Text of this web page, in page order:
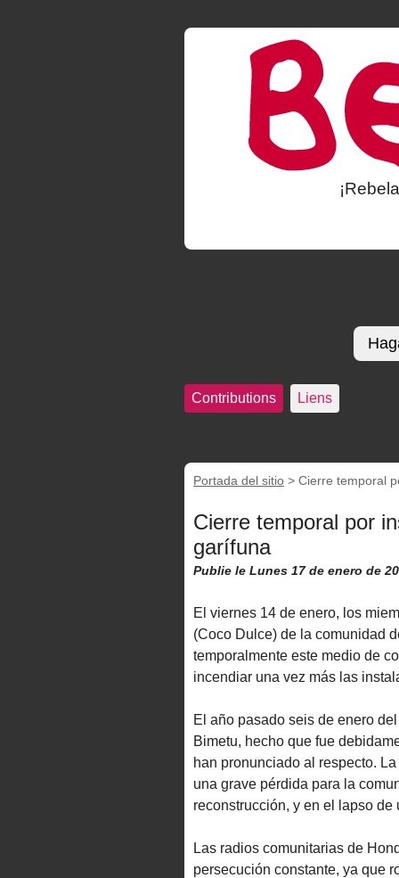
Contributions Liens
Portada del sitio > Cierre temporal
Cierre temporal por
garífuna
Publie le Lunes 17 de enero de
El viernes 14 de enero, los
(Coco Dulce) de la comunidad
temporalmente este medio de
incendiar una vez más las
El año pasado seis de enero
Bimetu, hecho que fue
han pronunciado al respecto.
una grave pérdida para la
reconstrucción, y en el lapso
Las radios comunitarias de
persecución constante, ya que